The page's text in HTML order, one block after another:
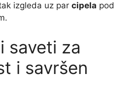
izgleda uz par cipela pod
saveti za
i savršen